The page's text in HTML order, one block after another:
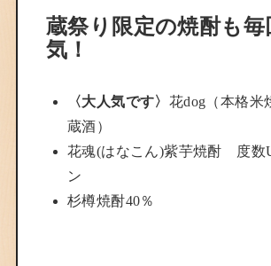
蔵祭り限定の焼酎も毎
気！
〈大人気です〉 花dog（本格米
蔵酒）
花魂(はなこん)紫芋焼酎 度数
ン
杉樽焼酎40％